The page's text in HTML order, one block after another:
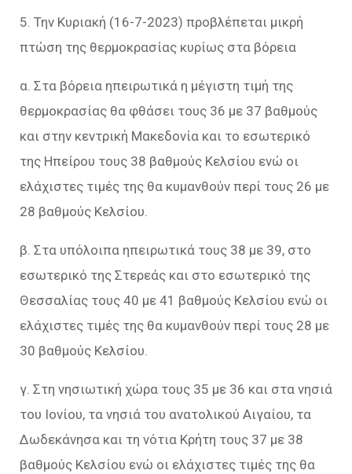
5. Την Κυριακή (16-7-2023) προβλέπεται μικρή
πτώση της θερμοκρασίας κυρίως στα βόρεια
α. Στα βόρεια ηπειρωτικά η μέγιστη τιμή της
θερμοκρασίας θα φθάσει τους 36 με 37 βαθμούς
και στην κεντρική Μακεδονία και το εσωτερικό
της Ηπείρου τους 38 βαθμούς Κελσίου ενώ οι
ελάχιστες τιμές της θα κυμανθούν περί τους 26 με
28 βαθμούς Κελσίου.
β. Στα υπόλοιπα ηπειρωτικά τους 38 με 39, στο
εσωτερικό της Στερεάς και στο εσωτερικό της
Θεσσαλίας τους 40 με 41 βαθμούς Κελσίου ενώ οι
ελάχιστες τιμές της θα κυμανθούν περί τους 28 με
30 βαθμούς Κελσίου.
γ. Στη νησιωτική χώρα τους 35 με 36 και στα νησιά
του Ιονίου, τα νησιά του ανατολικού Αιγαίου, τα
Δωδεκάνησα και τη νότια Κρήτη τους 37 με 38
βαθμούς Κελσίου ενώ οι ελάχιστες τιμές της θα